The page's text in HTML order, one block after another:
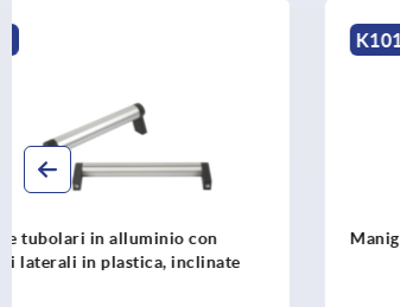
Maniglie tubolari in alluminio regolabili